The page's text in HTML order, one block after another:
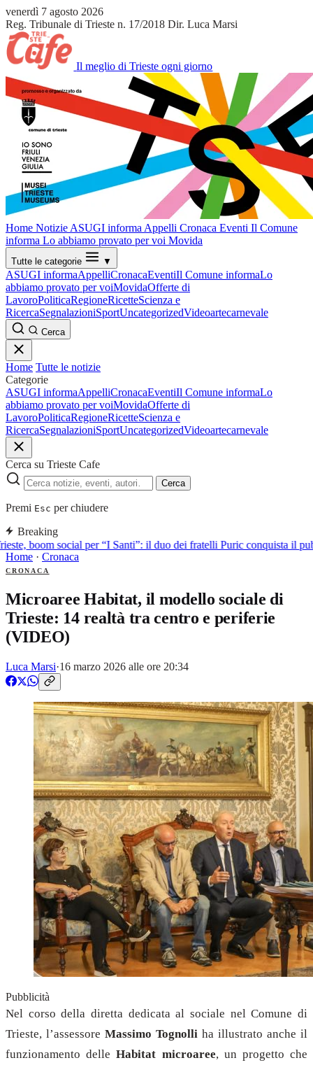
venerdì 7 agosto 2026
Reg. Tribunale di Trieste n. 17/2018 Dir. Luca Marsi
Il meglio di Trieste ogni giorno
Home Notizie ASUGI informa Appelli Cronaca Eventi Il Comune
informa Lo abbiamo provato per voi Movida
Tutte le categorie ▼
ASUGI informaAppelliCronacaEventiIl Comune informaLo
abbiamo provato per voiMovidaOfferte di
LavoroPoliticaRegioneRicetteScienza e
RicercaSegnalazioniSportUncategorizedVideoartecarnevale
Cerca
Home Tutte le notizie
Categorie
ASUGI informaAppelliCronacaEventiIl Comune informaLo
abbiamo provato per voiMovidaOfferte di
LavoroPoliticaRegioneRicetteScienza e
RicercaSegnalazioniSportUncategorizedVideoartecarnevale
Cerca su Trieste Cafe
Cerca
Premi Esc per chiudere
Breaking
boom social per “I Santi”: il duo dei fratelli Puric conquista il
Home · Cronaca
CRONACA
Microaree Habitat, il modello sociale di
Trieste: 14 realtà tra centro e periferie
(VIDEO)
Luca Marsi·16 marzo 2026 alle ore 20:34
Pubblicità
Nel corso della diretta dedicata al sociale nel Comune di
Trieste, l’assessore Massimo Tognolli ha illustrato anche il
funzionamento delleHabitat microaree, un progetto che